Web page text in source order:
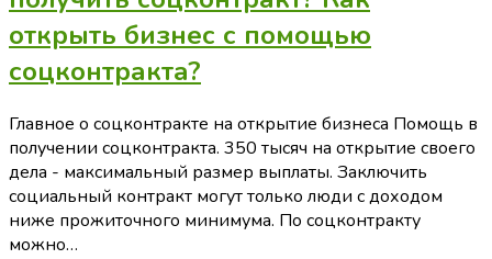
открыть бизнес с помощью
соцконтракта?
Главное о соцконтракте на открытие бизнеса Помощь в
получении соцконтракта. 350 тысяч на открытие своего
дела - максимальный размер выплаты. Заключить
социальный контракт могут только люди с доходом
ниже прожиточного минимума. По соцконтракту
можно…